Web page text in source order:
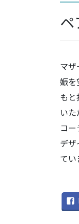
マ
娠を
も
い
コ
デ
てい